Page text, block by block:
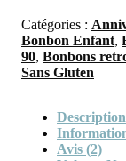
Catégories :
Bonbon Enfant,
90, Bonbons
Sans Gluten
Description
Avis (2)